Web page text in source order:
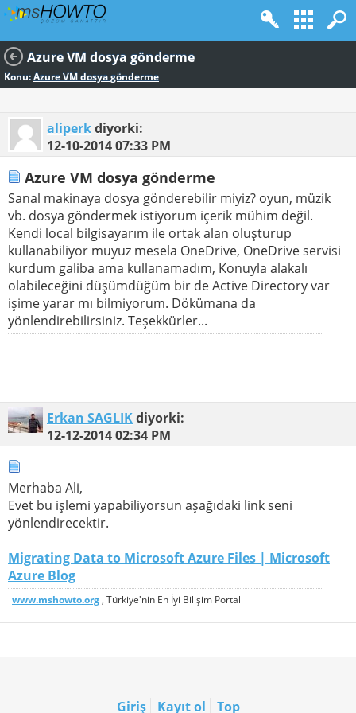
Azure VM dosya gönderme
Konu:Azure VM dosya gönderme
aliperkdiyorki:
12-10-201407:33 PM
Azure VM dosya gönderme
Sanal makinaya dosya gönderebilir miyiz? oyun, müzik
vb. dosya göndermek istiyorum içerik mühim değil.
Kendi local bilgisayarım ile ortak alan oluşturup
kullanabiliyor muyuz mesela OneDrive, OneDrive servisi
kurdum galiba ama kullanamadım, Konuyla alakalı
olabileceğini düşümdüğüm bir de Active Directory var
işime yarar mı bilmiyorum. Dökümana da
yönlendirebilirsiniz. Teşekkürler...
Erkan SAGLIKdiyorki:
12-12-201402:34 PM
Merhaba Ali,
Evet bu işlemi yapabiliyorsun aşağıdaki link seni
yönlendirecektir.
Migrating Data to Microsoft Azure Files | Microsoft
Azure Blog
www.mshowto.org , Türkiye'nin En İyi Bilişim Portalı
Giriş Kayıt ol Top